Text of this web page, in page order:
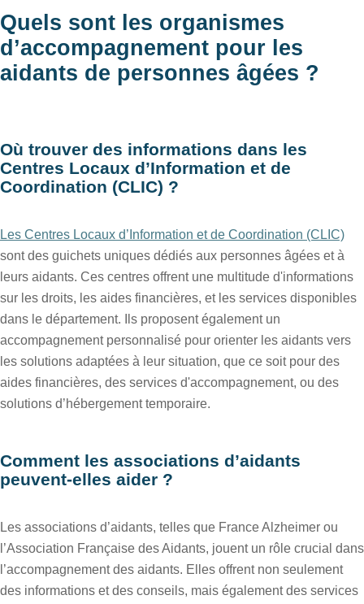
Quels sont les organismes
d’accompagnement pour les
aidants de personnes âgées ?
Où trouver des informations dans les
Centres Locaux d’Information et de
Coordination (CLIC) ?
Les Centres Locaux d’Information et de Coordination (CLIC)
sont des guichets uniques dédiés aux personnes âgées et à
leurs aidants. Ces centres offrent une multitude d'informations
sur les droits, les aides financières, et les services disponibles
dans le département. Ils proposent également un
accompagnement personnalisé pour orienter les aidants vers
les solutions adaptées à leur situation, que ce soit pour des
aides financières, des services d'accompagnement, ou des
solutions d’hébergement temporaire.
Comment les associations d’aidants
peuvent-elles aider ?
Les associations d’aidants, telles que France Alzheimer ou
l’Association Française des Aidants, jouent un rôle crucial dans
l’accompagnement des aidants. Elles offrent non seulement
des informations et des conseils, mais également des services